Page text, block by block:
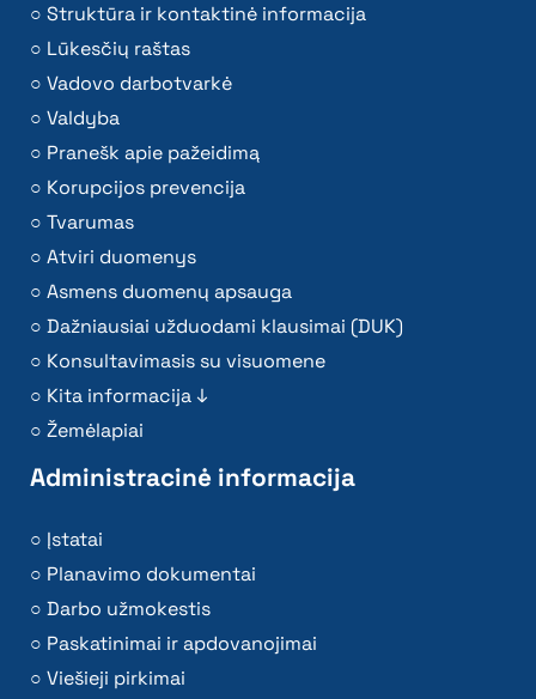
Struktūra ir kontaktinė informacija
Lūkesčių raštas
Vadovo darbotvarkė
Valdyba
Pranešk apie pažeidimą
Korupcijos prevencija
Tvarumas
Atviri duomenys
Asmens duomenų apsauga
Dažniausiai užduodami klausimai (DUK)
Konsultavimasis su visuomene
Kita informacija ↓
Žemėlapiai
Administracinė informacija
Įstatai
Planavimo dokumentai
Darbo užmokestis
Paskatinimai ir apdovanojimai
Viešieji pirkimai